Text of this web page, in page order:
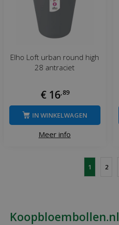
Elho Loft urban round high
28 antraciet
€ 16 89
Meer info
IN WINKELWAGEN
1 2
Koopbloembollen.nl